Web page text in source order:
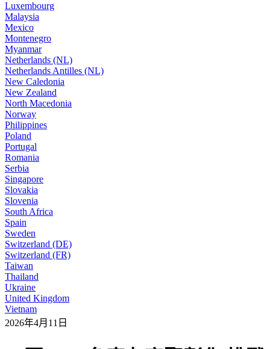
Luxembourg
Malaysia
Mexico
Montenegro
Myanmar
Netherlands (NL)
Netherlands Antilles (NL)
New Caledonia
New Zealand
North Macedonia
Norway
Philippines
Poland
Portugal
Romania
Serbia
Singapore
Slovakia
Slovenia
South Africa
Spain
Sweden
Switzerland (DE)
Switzerland (FR)
Taiwan
Thailand
Ukraine
United Kingdom
Vietnam
2026年4月11日